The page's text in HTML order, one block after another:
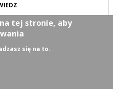
tej stronie, aby
się na to.